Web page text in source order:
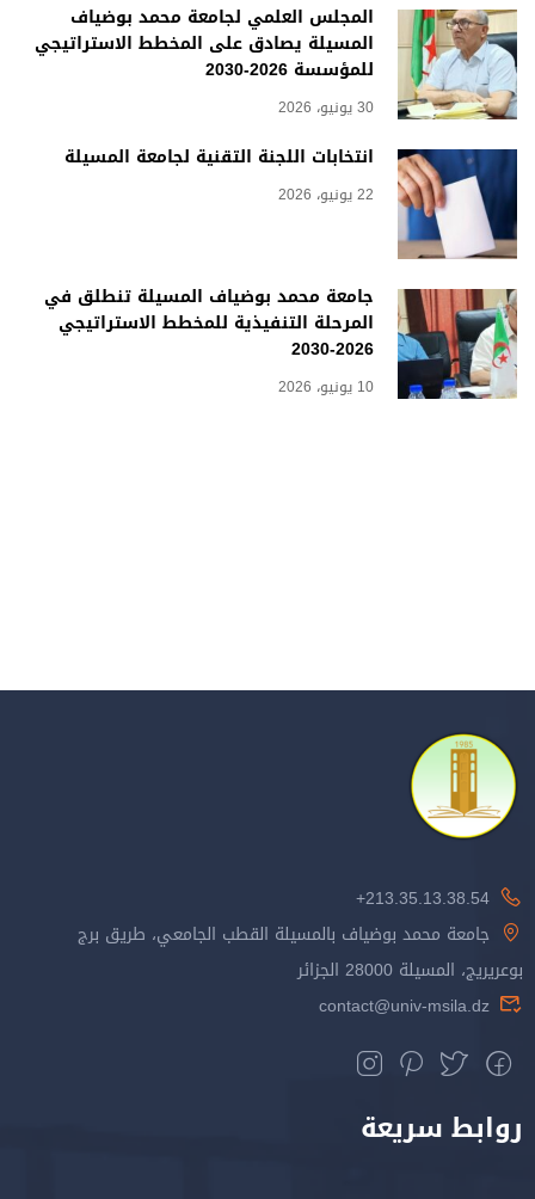
المجلس العلمي لجامعة محمد بوضياف
المسيلة يصادق على المخطط الاستراتيجي
للمؤسسة 2026-2030
30 يونيو، 2026
انتخابات اللجنة التقنية لجامعة المسيلة
22 يونيو، 2026
جامعة محمد بوضياف المسيلة تنطلق في
المرحلة التنفيذية للمخطط الاستراتيجي
2026-2030
10 يونيو، 2026
213.35.13.38.54+
جامعة محمد بوضياف بالمسيلة القطب الجامعي، طريق برج
بوعريريج، المسيلة 28000 الجزائر
contact@univ-msila.dz
روابط سريعة